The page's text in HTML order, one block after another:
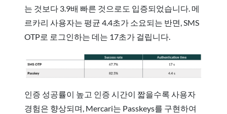
는 것보다 3.9배 빠른 것으로도 입증되었습니다. 메
르카리 사용자는 평균 4.4초가 소요되는 반면, SMS
OTP로 로그인하는 데는 17초가 걸립니다.
인증 성공률이 높고 인증 시간이 짧을수록 사용자
경험은 향상되며, Mercari는 Passkeys를 구현하여